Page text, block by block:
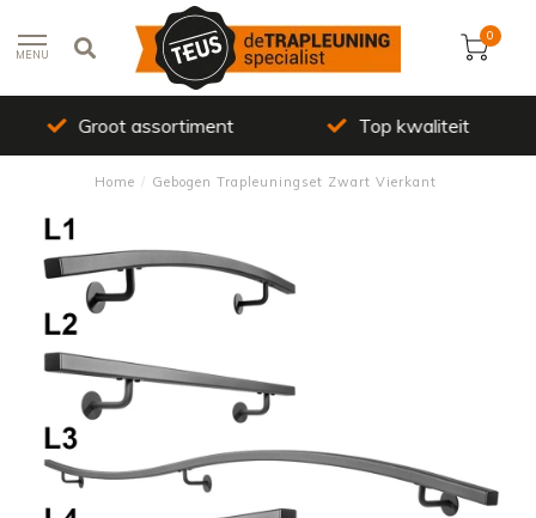
MENU
0
Groot assortiment Top kwaliteit
Home / Gebogen Trapleuningset Zwart Vierkant